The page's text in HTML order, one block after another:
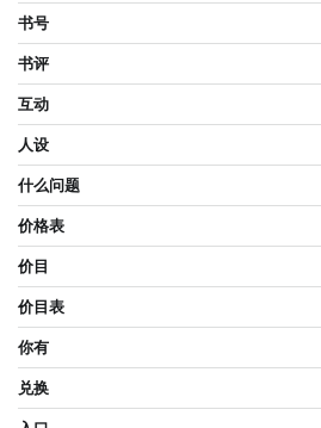
书号
书评
互动
人设
什么问题
价格表
价目
价目表
你有
兑换